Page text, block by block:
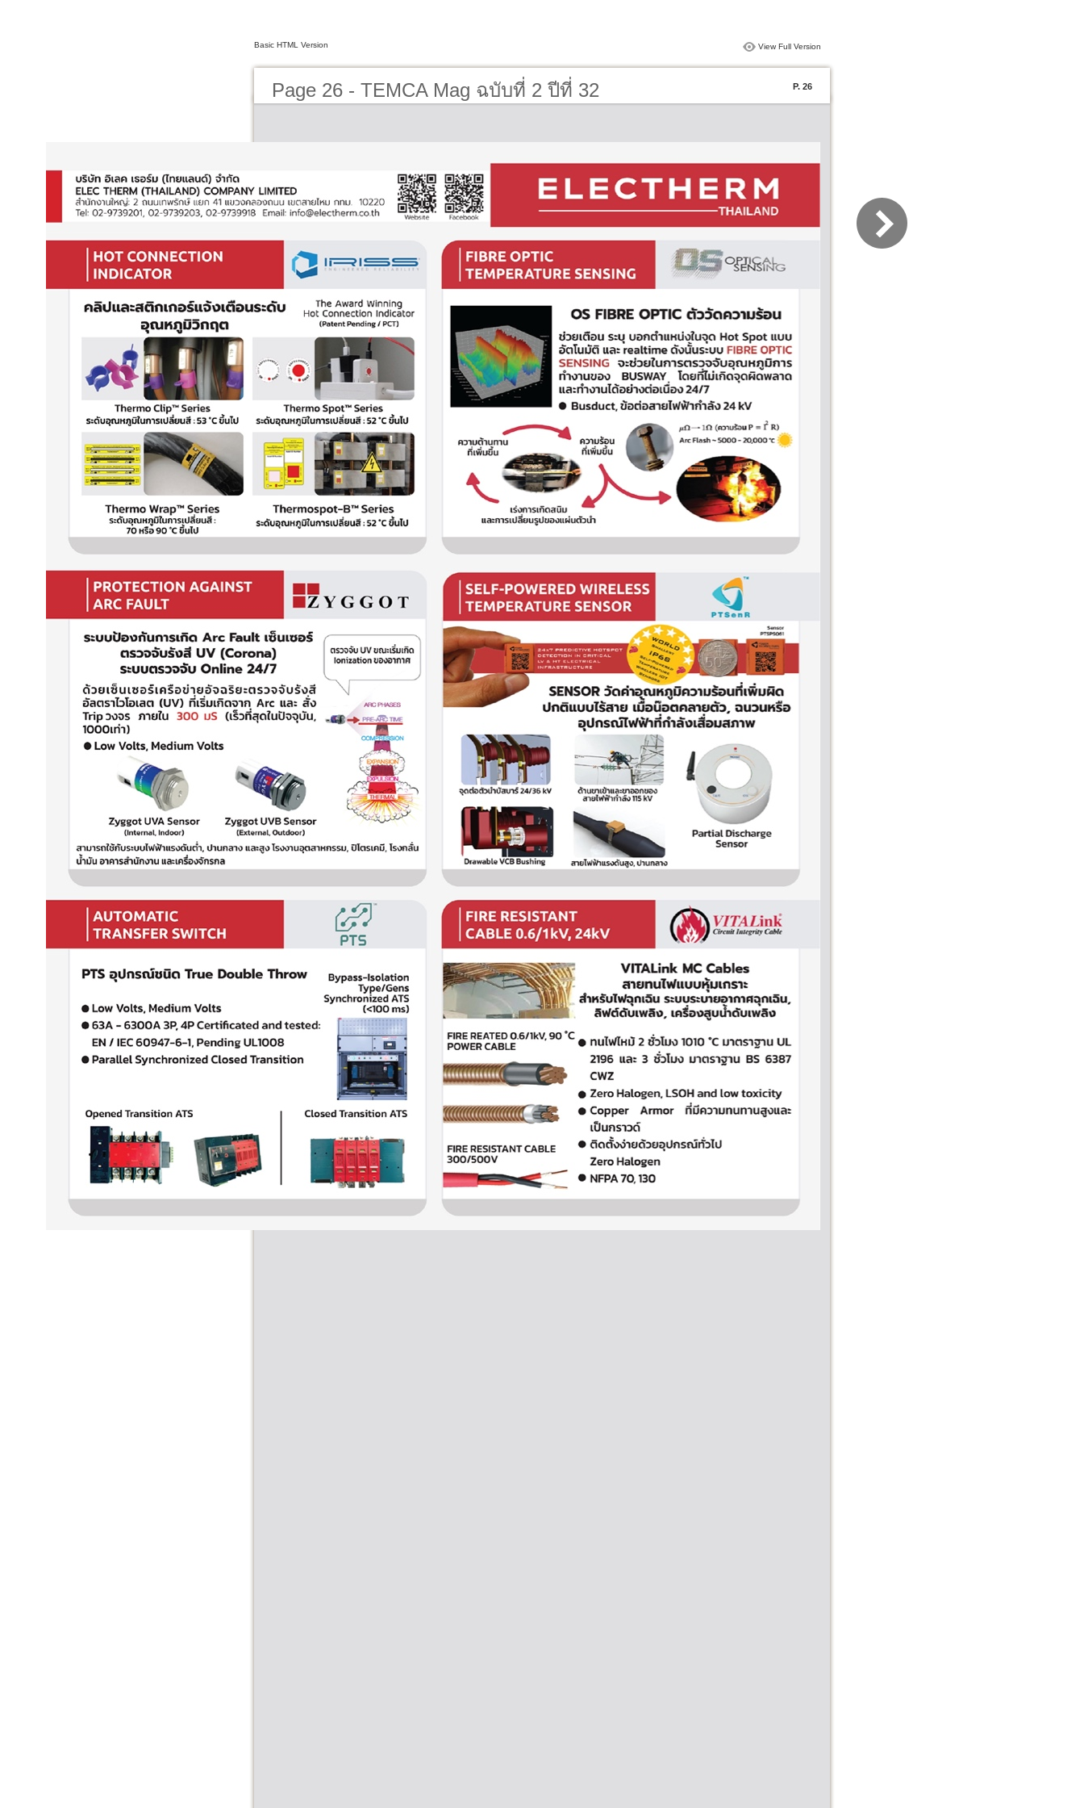
Basic HTML Version View Full Version
Page 26 - TEMCA Mag ฉบับที่ 2 ปีที่ 32 P. 26